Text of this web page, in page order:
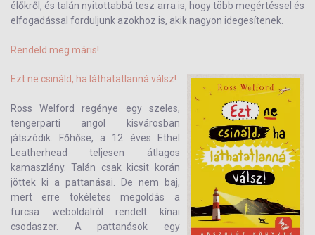
élőkről, és talán nyitottabbá tesz arra is, hogy több megértéssel és
elfogadással forduljunk azokhoz is, akik nagyon idegesítenek.
Rendeld meg máris!
Ezt ne csináld, ha láthatatlanná válsz!
Ross Welford regénye egy szeles,
tengerparti angol kisvárosban
játszódik. Főhőse, a 12 éves Ethel
Leatherhead teljesen átlagos
kamaszlány. Talán csak kicsit korán
jöttek ki a pattanásai. De nem baj,
mert erre tökéletes megoldás a
furcsa weboldalról rendelt kínai
csodaszer. A pattanások egy